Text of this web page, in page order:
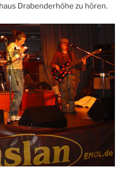
Drabenderhöhe zu hören.